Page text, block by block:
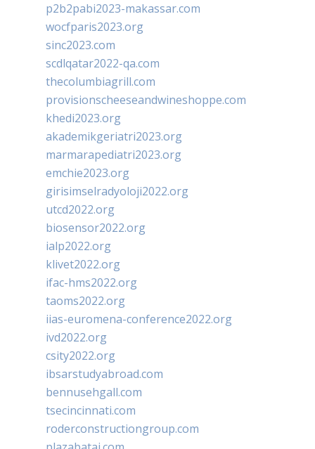
p2b2pabi2023-makassar.com
wocfparis2023.org
sinc2023.com
scdlqatar2022-qa.com
thecolumbiagrill.com
provisionscheeseandwineshoppe.com
khedi2023.org
akademikgeriatri2023.org
marmarapediatri2023.org
emchie2023.org
girisimselradyoloji2022.org
utcd2022.org
biosensor2022.org
ialp2022.org
klivet2022.org
ifac-hms2022.org
taoms2022.org
iias-euromena-conference2022.org
ivd2022.org
csity2022.org
ibsarstudyabroad.com
bennusehgall.com
tsecincinnati.com
roderconstructiongroup.com